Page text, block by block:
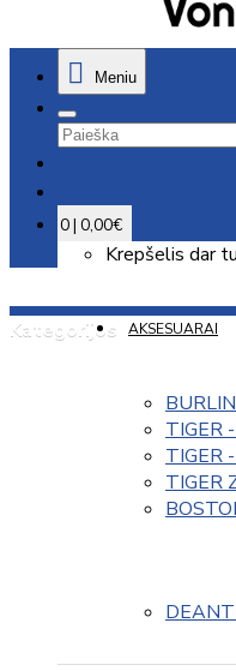
Meniu
0 | 0,00€
Krepšelis dar
Kategorijos AKSESUARAI
TIGER
TIGER
TIGER